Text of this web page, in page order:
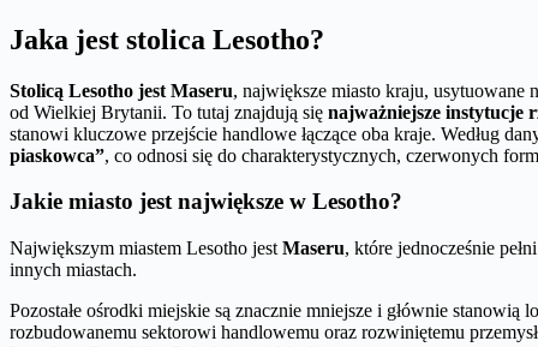
Jaka jest stolica Lesotho?
Stolicą Lesotho jest Maseru, największe miasto kraju, usytuowane
od Wielkiej Brytanii. To tutaj znajdują się najważniejsze instytucje
stanowi kluczowe przejście handlowe łączące oba kraje. Według
piaskowca”, co odnosi się do charakterystycznych, czerwonych
Jakie miasto jest największe w Lesotho?
Największym miastem Lesotho jest Maseru, które jednocześnie
innych miastach.
Pozostałe ośrodki miejskie są znacznie mniejsze i głównie stanowią
rozbudowanemu sektorowi handlowemu oraz rozwiniętemu